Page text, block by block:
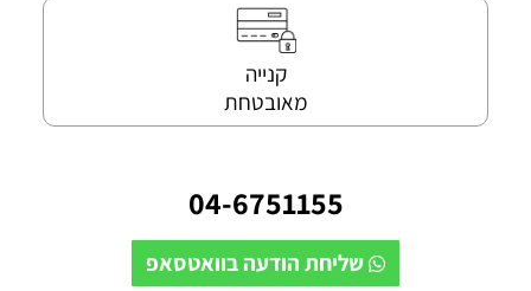
קנייה
מאובטחת
04-6751155
שליחת הודעה בוואטסאפ